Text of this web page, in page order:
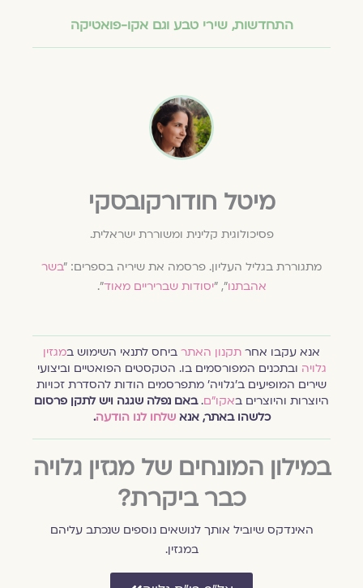
התחדשות,שירי טבע וגם אקו-פואטיקה
מיטל חודורקובסקי
פסיכולוגית קלינית ומשוררת ישראלית.
מתגוררת בגליל העליון. פרסמה את שיריה בספרים: ״בשר
אהבתנו״, ״י סודות שבריריים מאוד״.
אנא עקבו אחרתקנון האתרביחס לתנאי השימוש ב מגזין
גלויהובתכנים המפורסמים בו. הטקסטים הפואטיים וביצועי
שירים המופיעים ב׳גלויה׳ מתפרסמים הודות להסדרת זכויות
היוצרות והיוצרים ב אקו״ם.באם נפלה שגגה ויש לתקן פרסום
כלשהו באתר, אנאשלחו לנו הודעה.
במילון המונחים של מגזין גלויה
כבר ביקרת?
האינדקס שיוביל אותך לנושאים נוספים שנכתב עליהם
במגזין.